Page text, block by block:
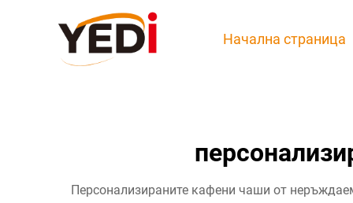
Начална страница
Персонализираните кафени чаши от